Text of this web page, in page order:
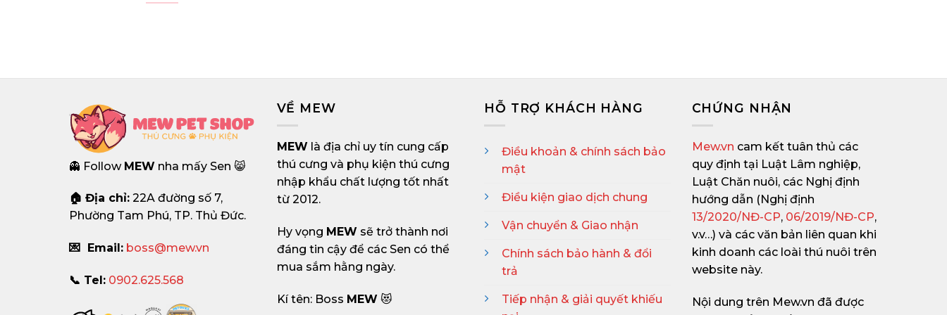
👻 Follow MEW nha mấy Sen 😸
🏠 Địa chỉ: 22A đường số 7,
Phường Tam Phú, TP. Thủ Đức.
💌 Email: boss@mew.vn
📞 Tel: 0902.625.568
VỀ MEW
MEW là địa chỉ uy tín cung cấp
thú cưng và phụ kiện thú cưng
nhập khẩu chất lượng tốt nhất
từ 2012.
Hy vọng MEW sẽ trở thành nơi
đáng tin cậy để các Sen có thể
mua sắm hằng ngày.
Kí tên: Boss MEW 😻
HỖ TRỢ KHÁCH HÀNG
Điều khoản & chính sách bảo
mật
Điều kiện giao dịch chung
Vận chuyển & Giao nhận
Chính sách bảo hành & đổi
trả
Tiếp nhận & giải quyết khiếu
CHỨNG NHẬN
Mew.vn cam kết tuân thủ các
quy định tại Luật Lâm nghiệp,
Luật Chăn nuôi, các Nghị định
hướng dẫn (Nghị định
13/2020/NĐ-CP, 06/2019/NĐ-CP,
v.v…) và các văn bản liên quan khi
kinh doanh các loài thú nuôi trên
website này.
Nội dung trên Mew.vn đã được